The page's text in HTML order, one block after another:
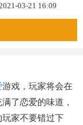
03-21 16:09
游戏，玩家将会在
了恋爱的味道，
家不要错过下